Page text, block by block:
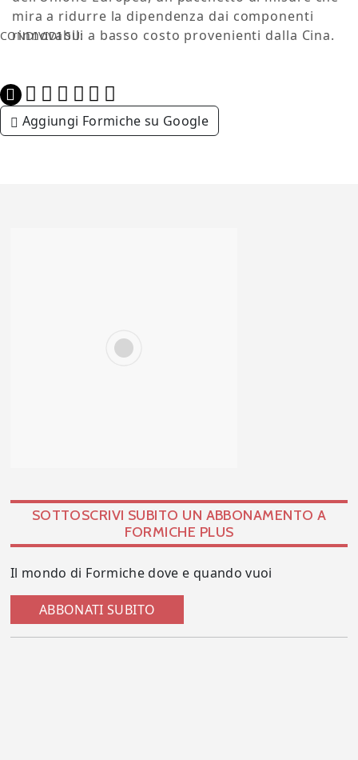
mira a ridurre la dipendenza dai componenti
rinnovabili a basso costo provenienti dalla Cina.
CONDIVIDI SU:
Aggiungi Formiche su Google
SOTTOSCRIVI SUBITO UN ABBONAMENTO A
FORMICHE PLUS
Il mondo di Formiche dove e quando vuoi
ABBONATI SUBITO